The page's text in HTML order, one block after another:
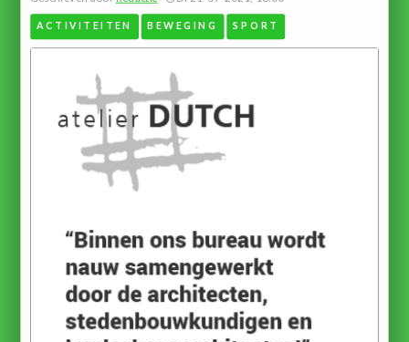
ACTIVITEITEN BEWEGING SPORT